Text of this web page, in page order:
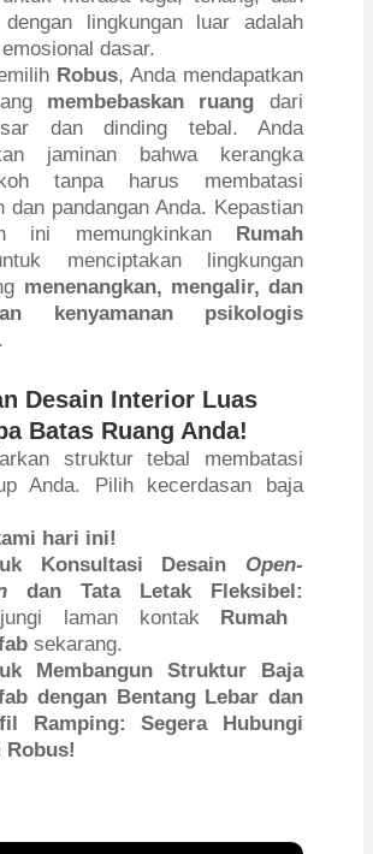
dengan lingkungan luar adalah
dasar.
Robus, Anda mendapatkan
membebaskan ruang dari
dan dinding tebal. Anda
jaminan bahwa kerangka
tanpa harus membatasi
dan pandangan Anda. Kepastian
ini memungkinkan Rumah
menciptakan lingkungan
menenangkan, mengalir, dan
kenyamanan psikologis
Desain Interior Luas
Batas Ruang Anda!
struktur tebal membatasi
Anda. Pilih kecerdasan baja
hari ini!
Konsultasi Desain Open-
dan Tata Letak Fleksibel:
laman kontak Rumah
sekarang.
Membangun Struktur Baja
dengan Bentang Lebar dan
Ramping:
Segera Hubungi
Robus!